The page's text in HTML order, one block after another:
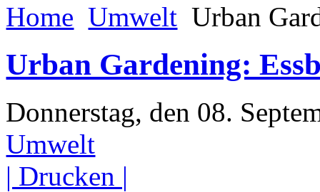
Home Umwelt Urban
Urban Gardening:
Donnerstag, den 08.
Umwelt
| Drucken |